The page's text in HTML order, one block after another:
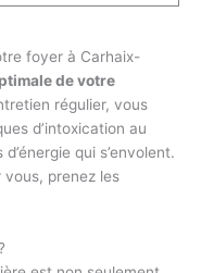
foyer à Carhaix-
de votre
régulier, vous
d’intoxication au
qui s’envolent.
vous, prenez les